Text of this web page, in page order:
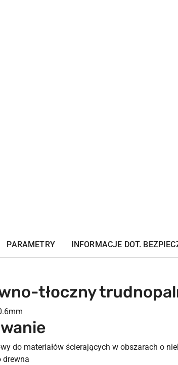
PARAMETRY INFORMACJE DOT.
tłoczny
do materiałów ścierających w obszarach o
drewna